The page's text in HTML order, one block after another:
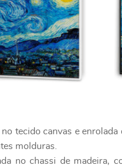
tecido canvas e
molduras.
no chassi de madeira,